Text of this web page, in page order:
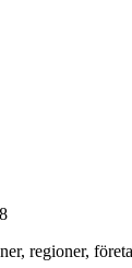
regioner,